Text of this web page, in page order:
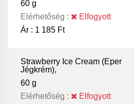
60 g
Elérhetőség :
Elfogyott
Ár : 1 185 Ft
Strawberry Ice Cream (Eper
Jégkrém),
60 g
Elérhetőség :
Elfogyott